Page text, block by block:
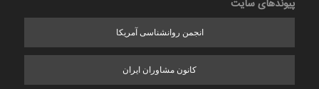
پیوندهای سایت
انجمن روانشناسی آمریکا
کانون مشاوران ایران